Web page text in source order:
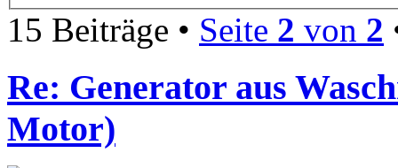
15 Beiträge • Seite 2 von 2
Re: Generator aus
Motor)